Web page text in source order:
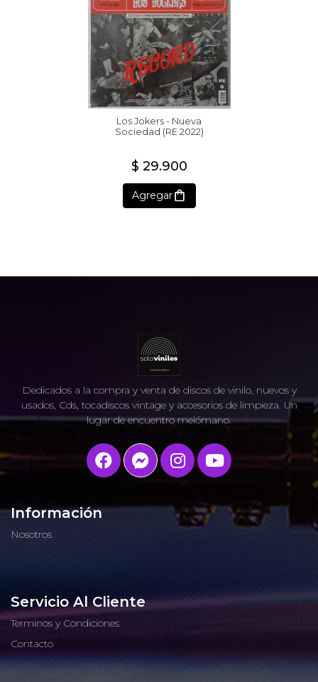
Los Jokers - Nueva
Sociedad (RE 2022)
$ 29.900
Agregar
Dedicados a la compra y venta de discos de vinilo, nuevos y
usados, Cds, tocadiscos vintage y accesorios de limpieza. Un
lugar de encuentro melómano.
Información
Nosotros
Servicio Al Cliente
Terminos y Condiciones
Contacto